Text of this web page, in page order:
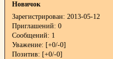
Новичок
Зарегистрирован: 2013-05-12
Приглашений: 0
Сообщений: 1
Уважение: [+0/-0]
Позитив: [+0/-0]